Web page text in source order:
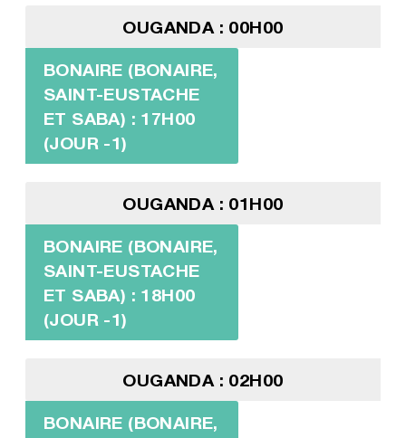
OUGANDA : 00H00
BONAIRE (BONAIRE,
SAINT-EUSTACHE
ET SABA) : 17H00
(JOUR -1)
OUGANDA : 01H00
BONAIRE (BONAIRE,
SAINT-EUSTACHE
ET SABA) : 18H00
(JOUR -1)
OUGANDA : 02H00
BONAIRE (BONAIRE,